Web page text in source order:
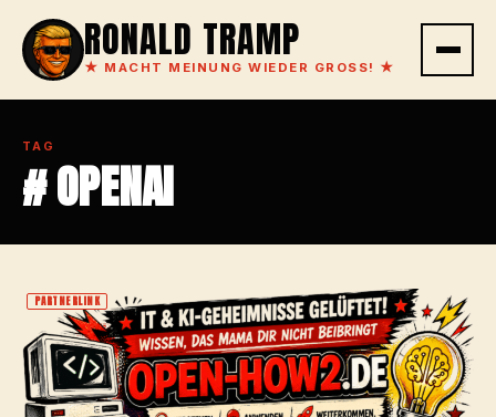
RONALD TRAMP
★ MACHT MEINUNG WIEDER GROSS! ★
TAG
# OPENAI
PARTNERLINK